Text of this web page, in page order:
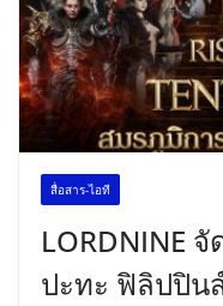
สื่อสาร-ไอที
LORDNINE
ปะทะ ฟิลิปปิน